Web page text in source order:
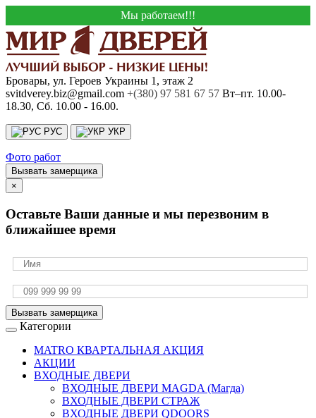
Мы работаем!!!
Бровары, ул. Героев Украины 1, этаж 2
svitdverey.biz@gmail.com +(380) 97 581 67 57 Вт–пт. 10.00-
18.30, Сб. 10.00 - 16.00.
РУС УКР
Фото работ
Вызвать замерщика
×
Оставьте Ваши данные и мы перезвоним в
ближайшее время
Вызвать замерщика
Категории
MATRO КВАРТАЛЬНАЯ АКЦИЯ
АКЦИИ
ВХОДНЫЕ ДВЕРИ
ВХОДНЫЕ ДВЕРИ МAGDA (Магда)
ВХОДНЫЕ ДВЕРИ СТРАЖ
ВХОДНЫЕ ДВЕРИ QDOORS